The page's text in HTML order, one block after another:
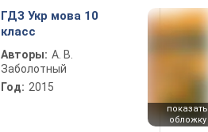
ГДЗ Укр мова 10
класс
Авторы: А. В.
Заболотный
Год: 2015
показать
обложку